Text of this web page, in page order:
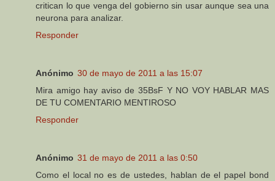
critican lo que venga del gobierno sin usar aunque sea una
neurona para analizar.
Responder
Anónimo 30 de mayo de 2011 a las 15:07
Mira amigo hay aviso de 35BsF Y NO VOY HABLAR MAS
DE TU COMENTARIO MENTIROSO
Responder
Anónimo 31 de mayo de 2011 a las 0:50
Como el local no es de ustedes, hablan de el papel bond